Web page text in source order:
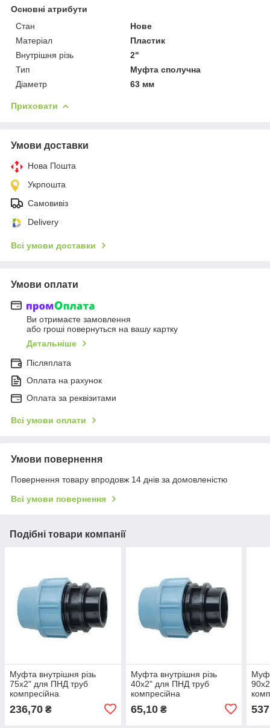
Основні атрибути
Стан
Нове
Матеріал
Пластик
Внутрішня різь
2"
Тип
Муфта сполучна
Діаметр
63 мм
Приховати
Умови доставки
Нова Пошта
Укрпошта
Самовивіз
Delivery
Всі умови доставки
Умови оплати
Ви отримаєте замовлення
або гроші повернуться на вашу картку
Детальніше
Післяплата
Оплата на рахунок
Оплата за реквізитами
Всі умови оплати
Умови повернення
Повернення товару впродовж 14 днів за домовленістю
Всі умови повернення
Подібні товари компанії
Муфта внутрішня різь
75x2" для ПНД труб
компресійна
236,70 ₴
Муфта внутрішня різь
40x2" для ПНД труб
компресійна
65,10₴ 537